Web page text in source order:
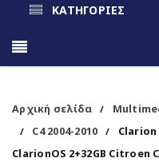
ΚΑΤΗΓΟΡΙΕΣ
Αρχική σελίδα /
/ C4 2004-2010 /
Clarion
ClarionOS 2+32GB Citroen